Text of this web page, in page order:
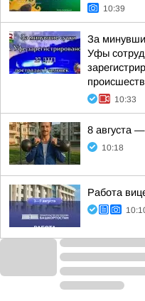
10:39
За
Уфы
10:33
8 августа
10:18
Работа